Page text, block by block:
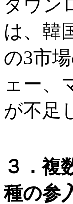
ダウン
は、韓
の3市
ェー、
が不足
３．複
種の参